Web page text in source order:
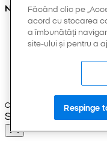
Ne găsești și pe:
Copyright © 2026 Pepco.
Selected Language:
Făcând clic pe
acord cu stocarea
a îmbunătăți
site-ului și pentru a
Respinge